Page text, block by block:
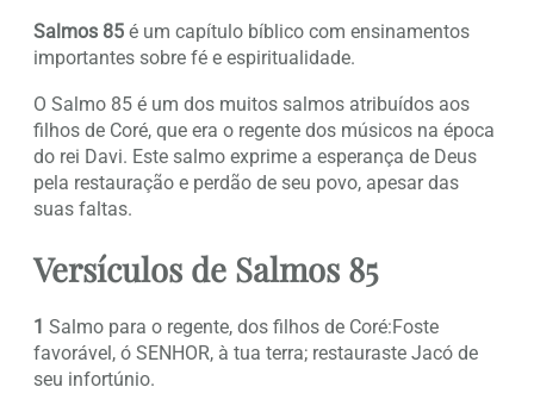
Salmos 85 é um capítulo bíblico com ensinamentos
importantes sobre fé e espiritualidade.
O Salmo 85 é um dos muitos salmos atribuídos aos
filhos de Coré, que era o regente dos músicos na época
do rei Davi. Este salmo exprime a esperança de Deus
pela restauração e perdão de seu povo, apesar das
suas faltas.
Versículos de Salmos 85
1 Salmo para o regente, dos filhos de Coré:Foste
favorável, ó SENHOR, à tua terra; restauraste Jacó de
seu infortúnio.